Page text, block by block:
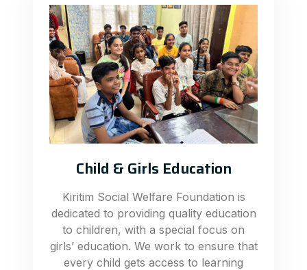
Child & Girls Education
Kiritim Social Welfare Foundation is
dedicated to providing quality education
to children, with a special focus on
girls’ education. We work to ensure that
every child gets access to learning